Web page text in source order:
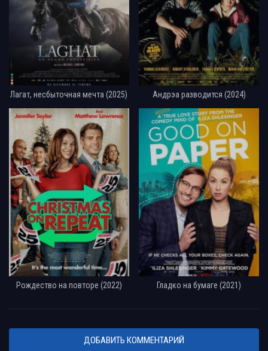
Лагат, несбыточная мечта (2025) Андрэа разводится (2024)
Рождество на повторе (2022) Гладко на бумаге (2021)
ДОБАВИТЬ КОММЕНТАРИЙ